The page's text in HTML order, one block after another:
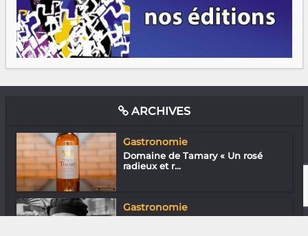
ARCHIVES
Gastronomie
Domaine de Tamary « Un rosé
radieux et r...
Gastronomie